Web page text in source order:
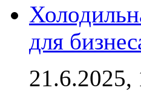
для
21.6.2025,